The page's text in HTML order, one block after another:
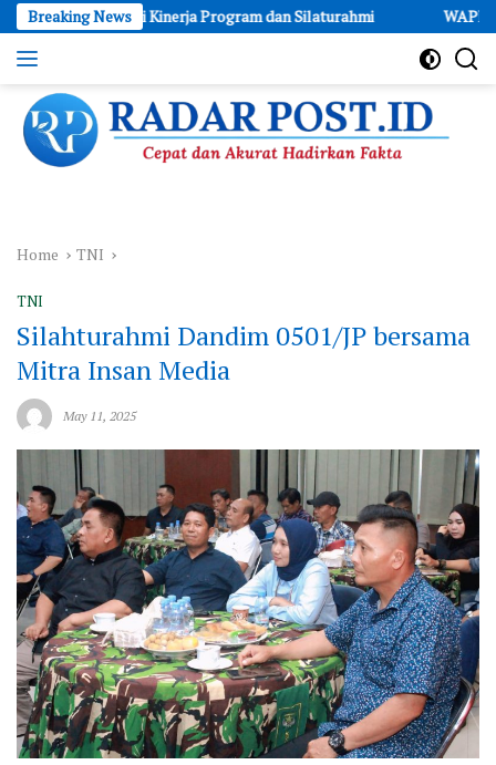
Skip
to
content
Breaking News
Kinerja Program dan Silaturahmi WAPRESS Bulungan
dan
Akurat
Hadirkan
Fakta
Home TNI
TNI
Silahturahmi Dandim 0501/JP bersama
Mitra Insan Media
May 11, 2025